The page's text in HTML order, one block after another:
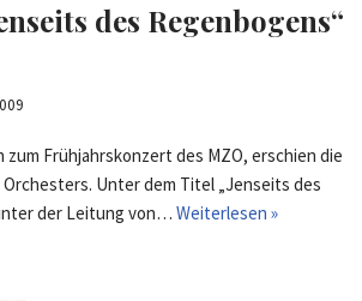
des Regenbogens“
zum Frühjahrskonzert des MZO, erschien die
Unter dem Titel „Jenseits des
der Leitung von… Weiterlesen »